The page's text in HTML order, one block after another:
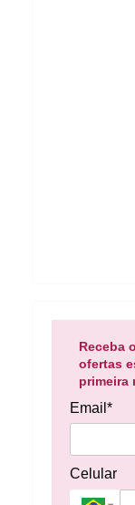
Receba
ofertas
primeira
Email*
Celular